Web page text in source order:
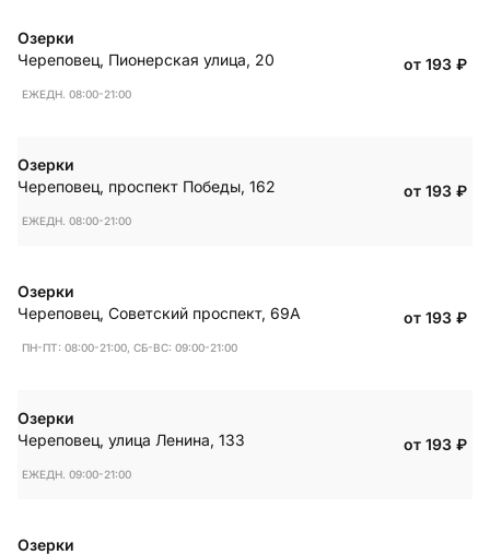
Озерки
Череповец, Пионерская улица, 20
ЕЖЕДН. 08:00-21:00
от 193 ₽
Озерки
Череповец, проспект Победы, 162
ЕЖЕДН. 08:00-21:00
от 193 ₽
Озерки
Череповец, Советский проспект, 69А
ПН-ПТ: 08:00-21:00, СБ-ВС: 09:00-21:00
от 193 ₽
Озерки
Череповец, улица Ленина, 133
ЕЖЕДН. 09:00-21:00
от 193 ₽
Озерки